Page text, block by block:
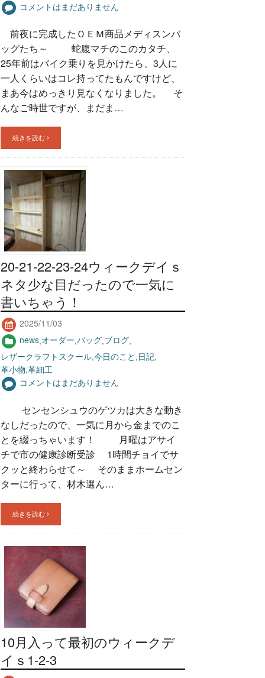
コメントはまだありません
前夜に完成したＯＥＭ商品メディスンバ
ッグたち～ 蛇腹マチのこのカタチ、
25年前はバイク乗りを見かけたら、3人に
一人くらいはコレ持ってたもんですけど、
まあ今はめっきり見なくなりました。 そ
んなご時世ですが、まだま…
続きを読む
20-21-22-23-24ウィークデイｓ
ネタ少な目だったので一気に
書いちゃう！
2025/11/03
news,オーダー,バッグ,ブログ,
レザークラフトスクール,今日のこと ,日記,
革小物,革細工
コメントはまだありません
センセンシュウのゲツカは大きな動き
なしだったので、一気に月から金までのこ
とを綴っちゃいます！ 月曜はアサイ
チで市の健康診断受診 1時間チョイでサ
クッと終わらせて～ そのままホームセン
ターに行って、材木選ん…
続きを読む
10月入って最初のウィークデ
イｓ1-2-3